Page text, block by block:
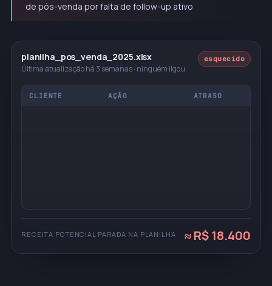
de pós-venda por falta de follow-up ativo
planilha_pos_venda_2025.xlsx
Última atualização há 3 semanas · ninguém ligou
esquecido
CLIENTE AÇÃO ATRASO
RECEITA POTENCIAL PARADA NA PLANILHA ≈ R$ 18.400